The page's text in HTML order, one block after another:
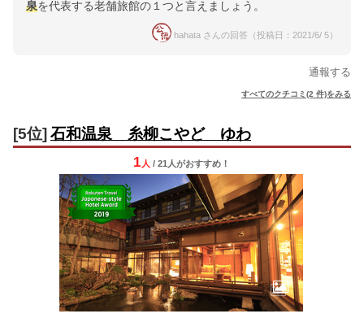
泉を代表する老舗旅館の１つと言えましょう。
hahata さんの回答（投稿日：2021/6/ 5）
通報する
すべてのクチコミ(2 件)をみる
[5位] 石和温泉 糸柳こやど ゆわ
1 人 / 21人がおすすめ！